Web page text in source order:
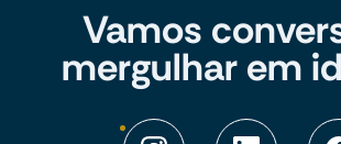
Vamos
mergulhar em